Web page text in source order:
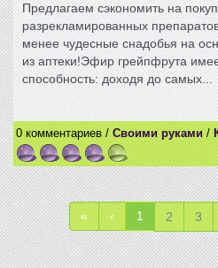
Предлагаем сэкономить на
разрекламированных
менее чудесные снадобья на
из аптеки!Эфир грейпфрута
способность: доходя до самых...
0 комментариев / Своими руками /
« ‹ 1 2 3